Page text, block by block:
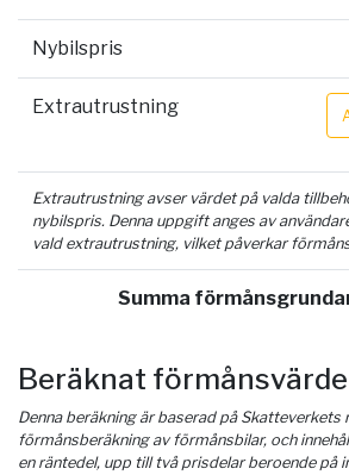
Nybilspris
Extrautrustning
Extrautrustning avser värdet på valda
nybilspris. Denna uppgift anges av
vald extrautrustning, vilket påverkar
Summa
Beräknat
Denna beräkning är baserad på Skatteverkets
förmånsberäkning av förmånsbilar, och
en räntedel, upp till två prisdelar beroende på